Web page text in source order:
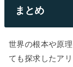
まとめ
世界の根本や原
ても探求したア